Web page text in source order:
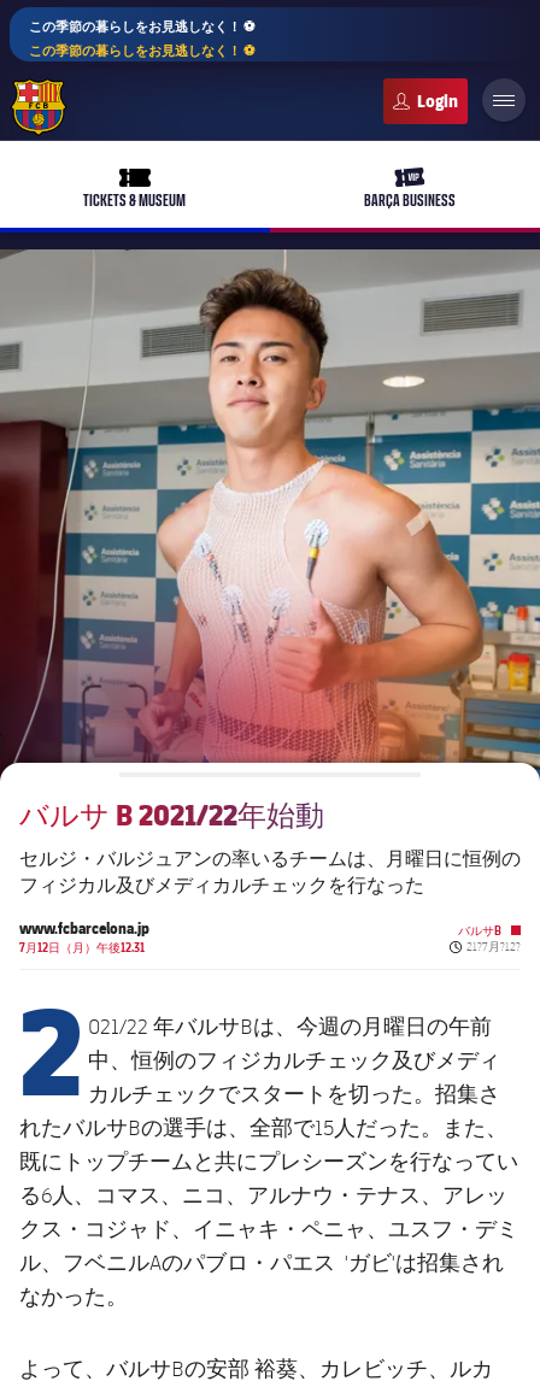
この季節の暮らしをお見逃しなく！ ⚽️
この季節の暮らしをお見逃しなく！ ⚽️
ticket-full
TICKETS & MUSEUM
ticket-vip
BARÇA BUSINESS
plusicon
label.aria.plus
バルサアカデミー
plusicon
label.aria.plus
10年毎
会長
レジェンド
監督
plusicon
label.aria.plus
プレスパス
Facilities
PLUSICON
LABEL.ARIA.PLUS
トップチーム
女子サッカー
plusicon
label.aria.plus
スケジュール
チケット
結果
順位表
バルサAtlètic
plusicon
label.aria.plus
スケジュール
チケット
結果
順位表
PLUSICON
LABEL.ARIA.PLUS
トップチーム
plusicon
label.aria.plus
スケジュール
チケット
結果
順位表
PLUSICON
LABEL.ARIA.PLUS
トップチーム
スケジュール
チケット
結果
PLUSICON
LABEL.ARIA.PLUS
トップチーム
スケジュール
チケット
結果
順位表
トップチーム
plusicon
label.aria.plus
スケジュール
チケット
結果
順位表
バルサ B 2021/22年始動
セルジ・バルジュアンの率いるチームは、月曜日に恒例の
フィジカル及びメディカルチェックを行なった
www.fcbarcelona.jp
7月12日（月）午後12.31
バルサB
Published
21?7月?12?
2 021/22 年バルサBは、今週の月曜日の午前
中、恒例のフィジカルチェック及びメディ
カルチェックでスタートを切った。招集さ
れたバルサBの選手は、全部で15人だった。また、
既にトップチームと共にプレシーズンを行なってい
る6人、コマス、ニコ、アルナウ・テナス、アレッ
クス・コジャド、イニャキ・ペニャ、ユスフ・デミ
ル、フベニルAのパブロ・パエス 'ガビ'は招集され
なかった。
よって、バルサBの安部 裕葵、カレビッチ、ルカ